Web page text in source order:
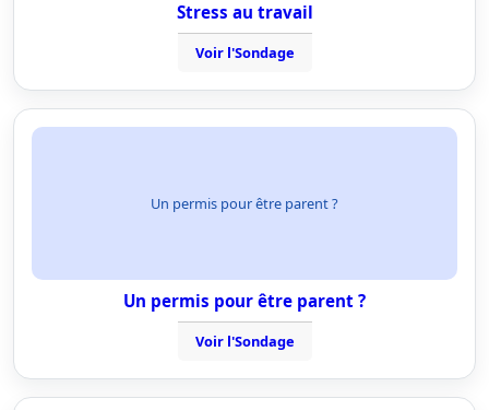
Stress au travail
Voir l'Sondage
Un permis pour être parent ?
Un permis pour être parent ?
Voir l'Sondage